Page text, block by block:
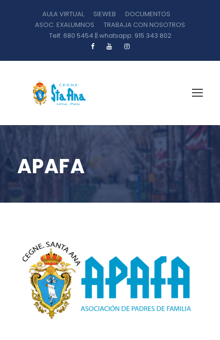
AULA VIRTUAL SIEWEB
DOCUMENTOS
ASOC. EXALUMNOS
TRABAJA CON NOSOTROS
Telf. 680 5454 || whatsapp: 915 343 802
APAFA